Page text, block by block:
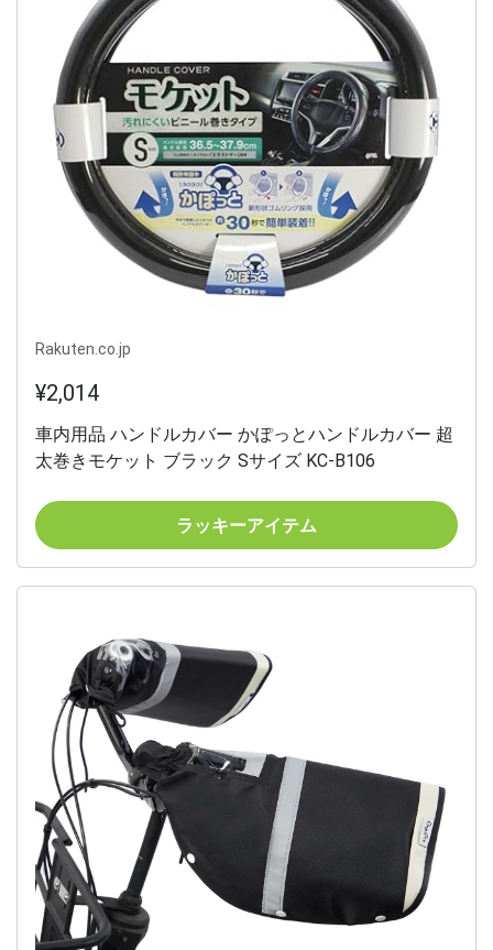
Rakuten.co.jp
¥2,014
車内用品 ハンドルカバー かぽっとハンドルカバー 超
太巻きモケット ブラック Sサイズ KC-B106
ラッキーアイテム